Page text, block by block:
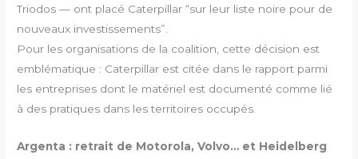
Triodos — ont placé Caterpillar “sur leur liste noire pour de
nouveaux investissements”.
Pour les organisations de la coalition, cette décision est
emblématique : Caterpillar est citée dans le rapport parmi
les entreprises dont le matériel est documenté comme lié
à des pratiques dans les territoires occupés.
Argenta : retrait de Motorola, Volvo… et Heidelberg